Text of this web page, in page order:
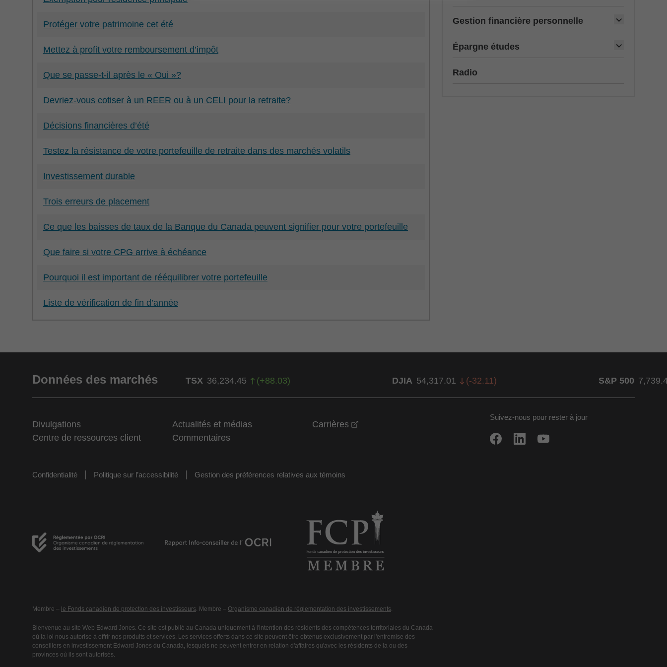
Protéger votre patrimoine cet été
Mettez à profit votre remboursement d’impôt
Que se passe-t-il après le « Oui »?
Devriez-vous cotiser à un REER ou à un CELI pour la retraite?
Décisions financières d’été
Testez la résistance de votre portefeuille de retraite dans des marchés volatils
Investissement durable
Trois erreurs de placement
Ce que les baisses de taux de la Banque du Canada peuvent signifier pour votre portefeuille
Que faire si votre CPG arrive à échéance
Pourquoi il est important de rééquilibrer votre portefeuille
Liste de vérification de fin d’année
Gestion financière personnelle
Épargne études
Radio
Données des marchés TSX 36,234.45 (+88.03) DJIA 54,317.01 (-32.11) S&P 500
Divulgations Actualités et médias Carrières
Centre de ressources client
Commentaires
Suivez-nous pour rester à jour
Confidentialité Politique sur l’accessibilité Gestion des préférences relatives aux témoins
Membre – le Fonds canadien de protection des investisseurs. Membre – Organisme canadien de réglementation des investissements.
Bienvenue au site Web Edward Jones. Ce site est publié au Canada uniquement à l'intention des résidents des compétences territoriales du Canada
où la loi nous autorise à offrir nos produits et services. Les services offerts dans ce site peuvent être obtenus exclusivement par l'entremise des
conseillers en investissement Edward Jones du Canada, lesquels ne peuvent entrer en relation d'affaires qu'avec les résidents de la ou des
provinces où ils sont autorisés.